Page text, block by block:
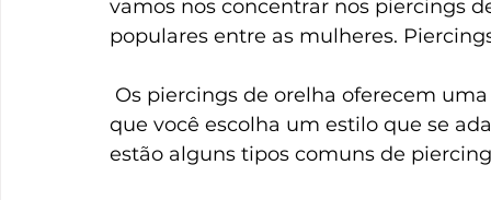
vamos nos concentrar nos piercings
populares entre as mulheres.
que você escolha um estilo que se
estão alguns tipos comuns de